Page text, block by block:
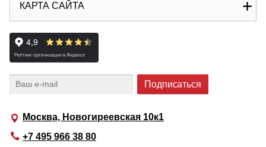
Москва, Новогиреевская 10к1
+7 495 966 38 80
КАРТА САЙТА